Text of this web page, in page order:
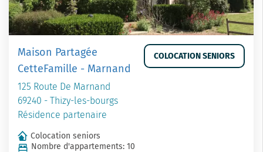
Maison Partagée
CetteFamille - Marnand
125 Route De Marnand
69240 - Thizy-les-bourgs
Résidence partenaire
COLOCATION SENIORS
Colocation seniors
Nombre d'appartements: 10